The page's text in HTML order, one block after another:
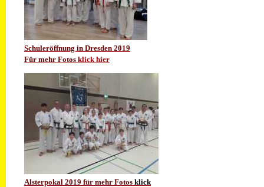
Schuleröffnung in Dresden 2019
Für mehr Fotos klick hier
Alsterpokal 2019 für mehr Fotos klick